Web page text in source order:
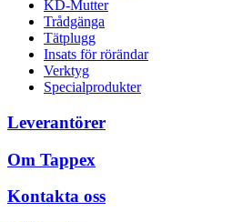
KD-Mutter
Trådgänga
Tätplugg
Insats för rörändar
Verktyg
Specialprodukter
Leverantörer
Om Tappex
Kontakta oss